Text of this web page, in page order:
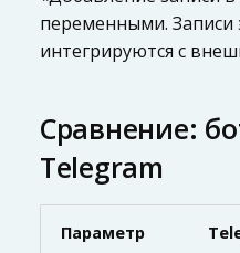
переменными. Записи
интегрируются с
Сравнение:
Telegram
Параметр